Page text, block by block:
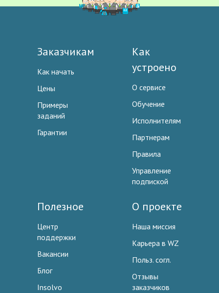
Заказчикам
Как начать
Цены
Примеры
заданий
Гарантии
Как
устроено
О сервисе
Обучение
Исполнителям
Партнерам
Правила
Управление
подпиской
Полезное
Центр
поддержки
Вакансии
Блог
Insolvo
О проекте
Наша миссия
Карьера в WZ
Польз. согл.
Отзывы
заказчиков